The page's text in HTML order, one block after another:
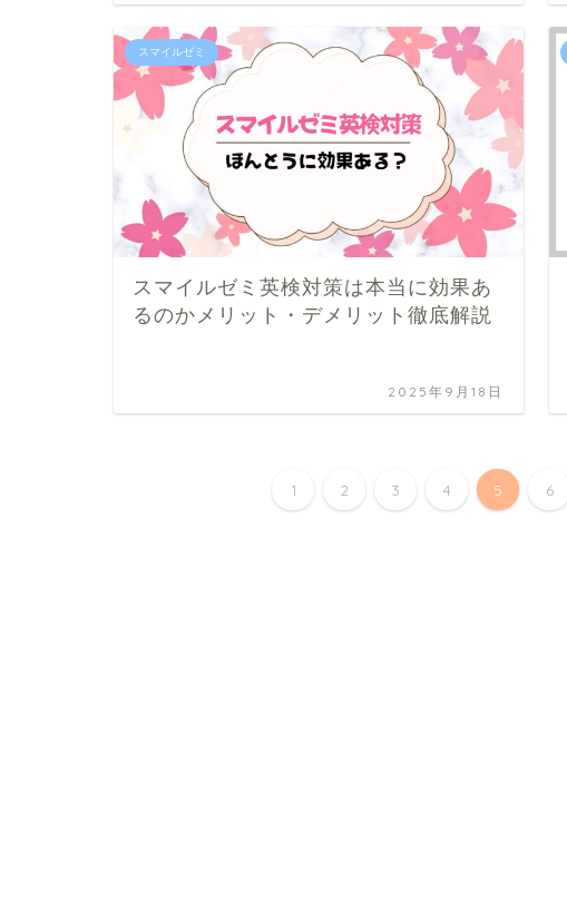
スマイルゼミ
スマイルゼミ英検対策は本当に効果あ
るのかメリット・デメリット徹底解説
2025年9月18日
1 2 3 4 5 6